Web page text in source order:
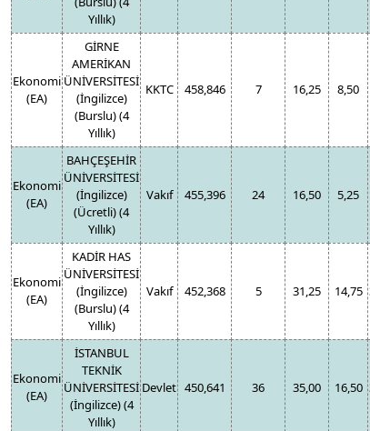
Yıllık)
Ekonomi
(EA)
GİRNE
AMERİKAN
ÜNİVERSİTESİ
(İngilizce)
(Burslu) (4
Yıllık)
KKTC 458,846 7 16,25 8,50
Ekonomi
(EA)
BAHÇEŞEHİR
ÜNİVERSİTESİ
(İngilizce)
(Ücretli) (4
Yıllık)
Vakıf 455,396 24 16,50 5,25
Ekonomi
(EA)
KADİR HAS
ÜNİVERSİTESİ
(İngilizce)
(Burslu) (4
Yıllık)
Vakıf 452,368 5 31,25 14,75
Ekonomi
(EA)
İSTANBUL
TEKNİK
ÜNİVERSİTESİ
(İngilizce) (4
Yıllık)
Devlet 450,641 36 35,00 16,50